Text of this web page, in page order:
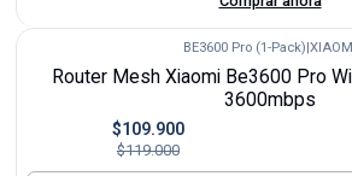
BE3600 Pro (1-Pack) XIAOMI
Router Mesh Xiaomi Be3600 Pro
3600mbps
$109.900
$119.000